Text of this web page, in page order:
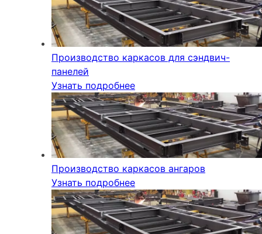
Производство каркасов для сэндвич-
панелей
Узнать подробнее
Производство каркасов ангаров
Узнать подробнее